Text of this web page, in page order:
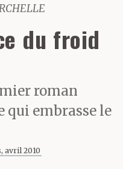
du froid
roman
qui embrasse le
avril 2010